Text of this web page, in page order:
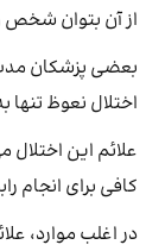
از آن بتوان شخص
بعضی پزشکان
اختلال نعوظ تنها
علائم این
کافی برای انجام
در اغلب موارد،